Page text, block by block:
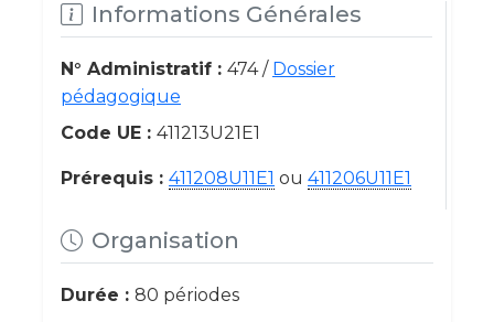
Informations Générales
N° Administratif : 474 / Dossier
pédagogique
Code UE : 411213U21E1
Prérequis : 411208U11E1 ou 411206U11E1
Organisation
Durée : 80 périodes